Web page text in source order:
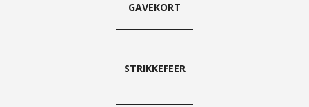
GAVEKORT
STRIKKEFEER